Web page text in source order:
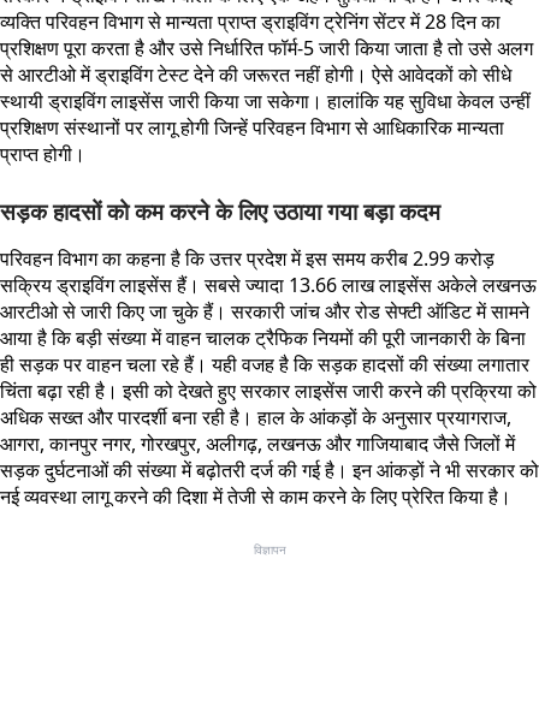
व्यक्ति परिवहन विभाग से मान्यता प्राप्त ड्राइविंग ट्रेनिंग सेंटर में 28 दिन का
प्रशिक्षण पूरा करता है और उसे निर्धारित फॉर्म-5 जारी किया जाता है तो उसे अलग
से आरटीओ में ड्राइविंग टेस्ट देने की जरूरत नहीं होगी। ऐसे आवेदकों को सीधे
स्थायी ड्राइविंग लाइसेंस जारी किया जा सकेगा। हालांकि यह सुविधा केवल उन्हीं
प्रशिक्षण संस्थानों पर लागू होगी जिन्हें परिवहन विभाग से आधिकारिक मान्यता
प्राप्त होगी।
सड़क हादसों को कम करने के लिए उठाया गया बड़ा कदम
परिवहन विभाग का कहना है कि उत्तर प्रदेश में इस समय करीब 2.99 करोड़
सक्रिय ड्राइविंग लाइसेंस हैं। सबसे ज्यादा 13.66 लाख लाइसेंस अकेले लखनऊ
आरटीओ से जारी किए जा चुके हैं। सरकारी जांच और रोड सेफ्टी ऑडिट में सामने
आया है कि बड़ी संख्या में वाहन चालक ट्रैफिक नियमों की पूरी जानकारी के बिना
ही सड़क पर वाहन चला रहे हैं। यही वजह है कि सड़क हादसों की संख्या लगातार
चिंता बढ़ा रही है। इसी को देखते हुए सरकार लाइसेंस जारी करने की प्रक्रिया को
अधिक सख्त और पारदर्शी बना रही है। हाल के आंकड़ों के अनुसार प्रयागराज,
आगरा, कानपुर नगर, गोरखपुर, अलीगढ़, लखनऊ और गाजियाबाद जैसे जिलों में
सड़क दुर्घटनाओं की संख्या में बढ़ोतरी दर्ज की गई है। इन आंकड़ों ने भी सरकार को
नई व्यवस्था लागू करने की दिशा में तेजी से काम करने के लिए प्रेरित किया है।
विज्ञापन